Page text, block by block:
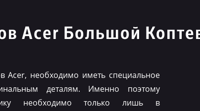
Acer Большой
Acer, необходимо иметь специальное
деталям. Именно поэтому
необходимо только лишь в